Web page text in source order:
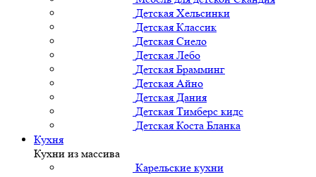
Детская Хельсинки
Детская Классик
Детская Сиело
Детская Лебо
Детская Брамминг
Детская Айно
Детская Дания
Детская Тимберс кидс
Детская Коста Бланка
Кухня
Кухни из массива
Карельские кухни